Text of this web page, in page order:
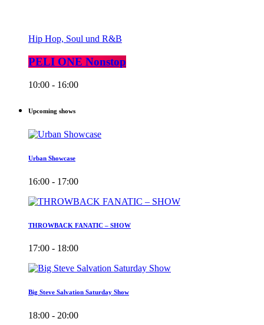
Hip Hop, Soul und R&B
PELI ONE Nonstop
10:00 - 16:00
Upcoming shows
Urban Showcase
16:00 - 17:00
THROWBACK FANATIC – SHOW
17:00 - 18:00
Big Steve Salvation Saturday Show
18:00 - 20:00